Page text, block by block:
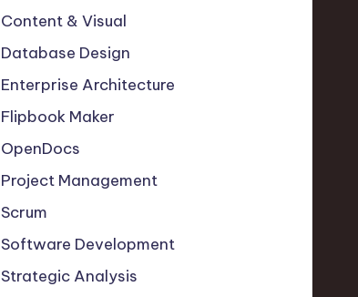
Content & Visual
Database Design
Enterprise Architecture
Flipbook Maker
OpenDocs
Project Management
Scrum
Software Development
Strategic Analysis